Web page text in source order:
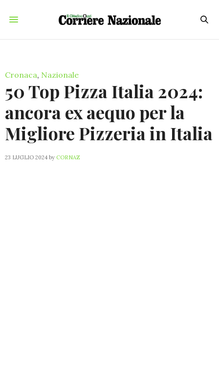
Cronaca, Nazionale
50 Top Pizza Italia 2024:
ancora ex aequo per la
Migliore Pizzeria in Italia
23 LUGLIO 2024 by CORNAZ